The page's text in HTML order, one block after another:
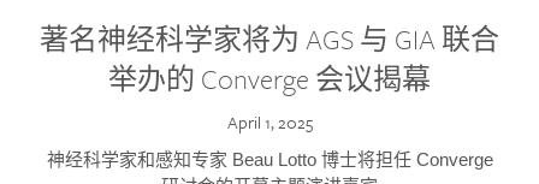
著名神经科学家将为 AGS 与 GIA 联合
举办的 Converge 会议揭幕
April 1, 2025
神经科学家和感知专家 Beau Lotto 博士将担任 Converge